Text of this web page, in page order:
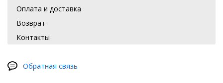
Оплата и доставка
Возврат
Контакты
Обратная связь